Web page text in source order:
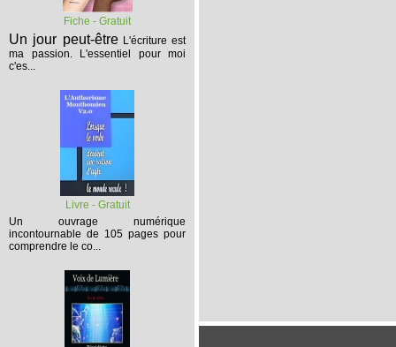
Fiche - Gratuit
Un jour peut-être L'écriture est
ma passion. L'essentiel pour moi
c'es...
Livre - Gratuit
Un ouvrage numérique
incontournable de 105 pages pour
comprendre le co...